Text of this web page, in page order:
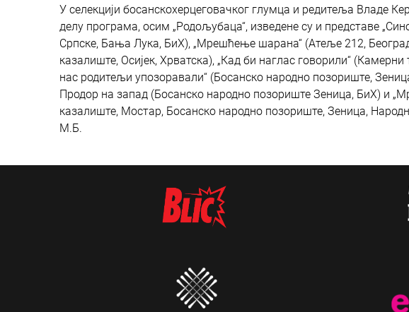
У селекцији босанскохерцеговачког глумца и редитеља Владе
делу програма, осим „Родољубаца“, изведене су и представе
Српске, Бања Лука, БиХ), „Мрешћење шарана“ (Атеље 212,
казалиште, Осијек, Хрватска), „Кад би наглас говорили“
нас родитељи упозоравали“ (Босанско народно позориште,
Продор на запад (Босанско народно позориште Зеница, БиХ) и
казалиште, Мостар, Босанско народно позориште, Зеница,
М.Б.